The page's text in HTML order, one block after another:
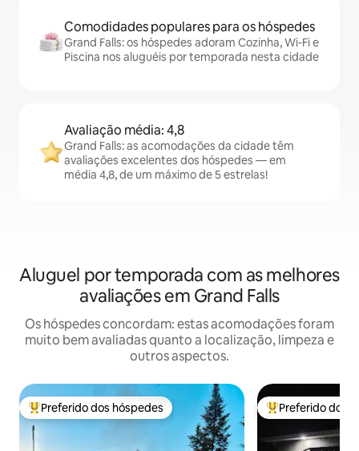
Comodidades populares para os hóspedes
Grand Falls: os hóspedes adoram Cozinha, Wi-Fi e
Piscina nos aluguéis por temporada nesta cidade
Avaliação média: 4,8
Grand Falls: as acomodações da cidade têm
avaliações excelentes dos hóspedes — em
média 4,8, de um máximo de 5 estrelas!
Aluguel por temporada com as melhores
avaliações em Grand Falls
Os hóspedes concordam: estas acomodações foram
muito bem avaliadas quanto a localização, limpeza e
outros aspectos.
Entre os melhores preferidos dos hóspedes
Preferido dos hóspedes Entre os
Preferido dos